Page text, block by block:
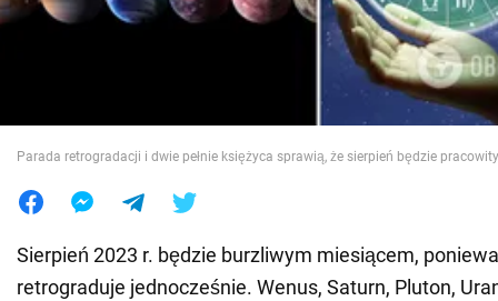
Wojna na Ukrainie
Jedzenie
Parada retrogradacji i dwie pełnie księżyca sprawią, że sierpień będzie
Sierpień 2023 r. będzie burzliwym miesiącem,
retrograduje jednocześnie. Wenus, Saturn, Pluton,